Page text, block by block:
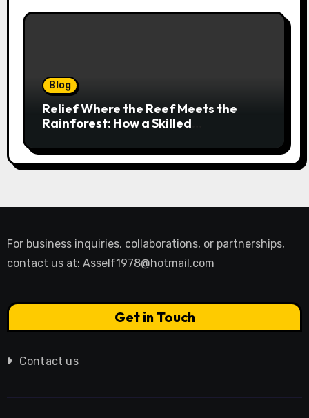
Blog
Relief Where the Reef Meets the
Rainforest: How a Skilled
Natural Movement
For business inquiries, collaborations, or partnerships,
contact us at: Asself1978@hotmail.com
Get in Touch
Contact us